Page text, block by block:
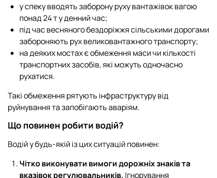
у спеку вводять заборону руху вантажівок вагою
понад 24 т у денний час;
під час весняного бездоріжжя сільськими дорогами
забороняють рух великовантажного транспорту;
на деяких мостах є обмеження маси чи кількості
транспортних засобів, які можуть одночасно
рухатися.
Такі обмеження рятують інфраструктуру від
руйнування та запобігають аваріям.
Що повинен робити водій?
Водій у будь-якій із цих ситуацій повинен:
Чітко виконувати вимоги дорожніх знаків та
вказівок регулювальників. Ігнорування